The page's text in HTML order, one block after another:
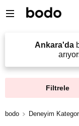
Ankara'da
Filtrele
bodo Deneyim